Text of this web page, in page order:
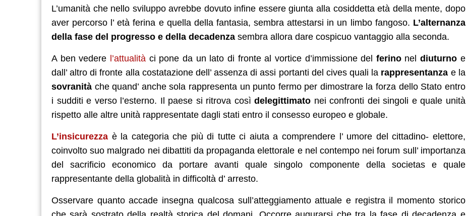
L’umanità che nello sviluppo avrebbe dovuto infine essere giunta alla cosiddetta età della mente, dopo
aver percorso l’ età ferina e quella della fantasia, sembra attestarsi in un limbo fangoso. L’alternanza
della fase del progresso e della decadenza sembra allora dare cospicuo vantaggio alla seconda.
A ben vedere l’attualitàci pone da un lato di fronte al vortice d’immissione del ferinoneldiuturno e
dall’ altro di fronte alla costatazione dell’ assenza di assi portanti del cives quali la rappresentanza e la
sovranità che quand’ anche sola rappresenta un punto fermo per dimostrare la forza dello Stato entro
i sudditi e verso l’esterno. Il paese si ritrova cosìdelegittimato nei confronti dei singoli e quale unità
rispetto alle altre unità rappresentate dagli stati entro il consesso europeo e globale.
L’insicurezza è la categoria che più di tutte ci aiuta a comprendere l’ umore del cittadino- elettore,
coinvolto suo malgrado nei dibattiti da propaganda elettorale e nel contempo nei forum sull’ importanza
del sacrificio economico da portare avanti quale singolo componente della societas e quale
rappresentante della globalità in difficoltà d’ arresto.
Osservare quanto accade insegna qualcosa sull’atteggiamento attuale e registra il momento storico